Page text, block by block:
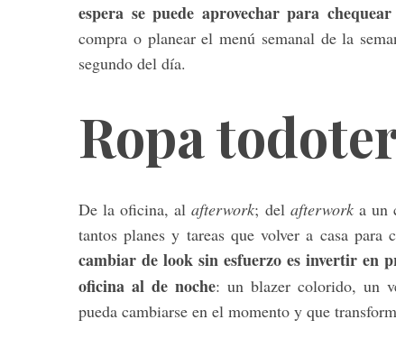
espera se puede aprovechar para
compra o planear el menú semanal de la
segundo del día.
Ropa
De la oficina, alafterwork; del afterworka un
tantos planes y tareas que volver a casa
cambiar de look sin esfuerzo es invertir en
oficina al de noche: un blazer colorido, un
pueda cambiarse en el momento y que
e
r
c
o
r